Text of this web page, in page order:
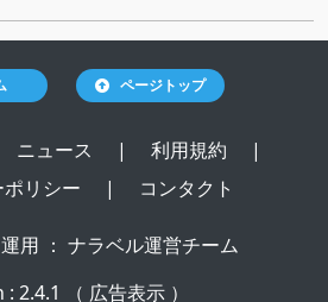
ページトップ
ニュース | 利用規約
|
リシー
| コンタクト
用 ： ナラベル運営チーム
2.4.1 （ 広告表示 ）